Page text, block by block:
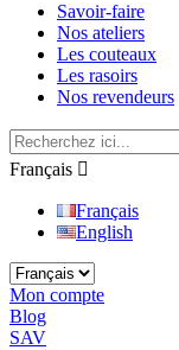
Savoir-faire
Nos ateliers
Les couteaux
Les rasoirs
Nos revendeurs
Français 
Français
English
Mon compte
Blog
SAV